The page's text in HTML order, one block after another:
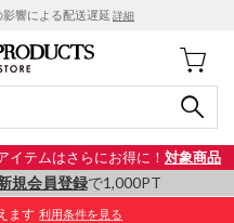
影響による配送遅延 詳細
イテムはさらにお得に！ 対象商品
規会員登録で1,000PT
ます 利用条件を見る